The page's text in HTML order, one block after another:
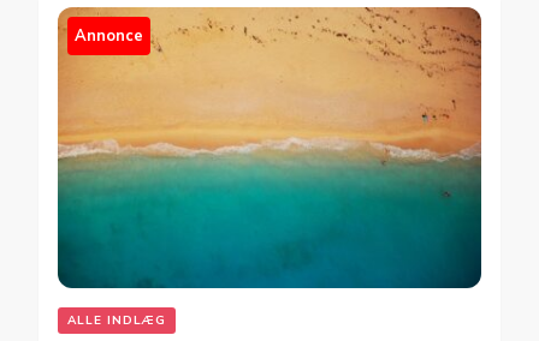
Annonce
ALLE INDLÆG